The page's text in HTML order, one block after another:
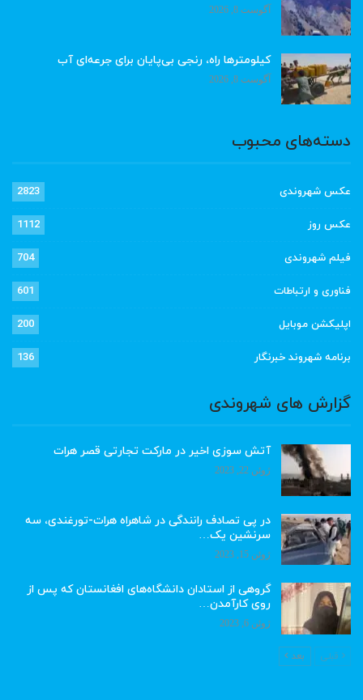
آگوست 8, 2026
کیلومترها راه، رنجی بی‌پایان برای جرعه‌ای آب
آگوست 8, 2026
دسته‌های محبوب
عکس شهروندی 2823
عکس روز 1112
فیلم شهروندی 704
فناوری و ارتباطات 601
اپلیکشن موبایل 200
برنامه شهروند خبرنگار 136
گزارش های شهروندی
آتش سوزی اخیر در مارکت تجارتی قصر هرات
ژوئن 22, 2023
در پی تصادف رانندگی در شاهراه هرات-تورغندی، سه
سرنشین یک…
ژوئن 15, 2023
گروهی از استادان دانشگاه‌های افغانستان که پس از
روی کارآمدن…
ژوئن 6, 2023
قبلی بعد